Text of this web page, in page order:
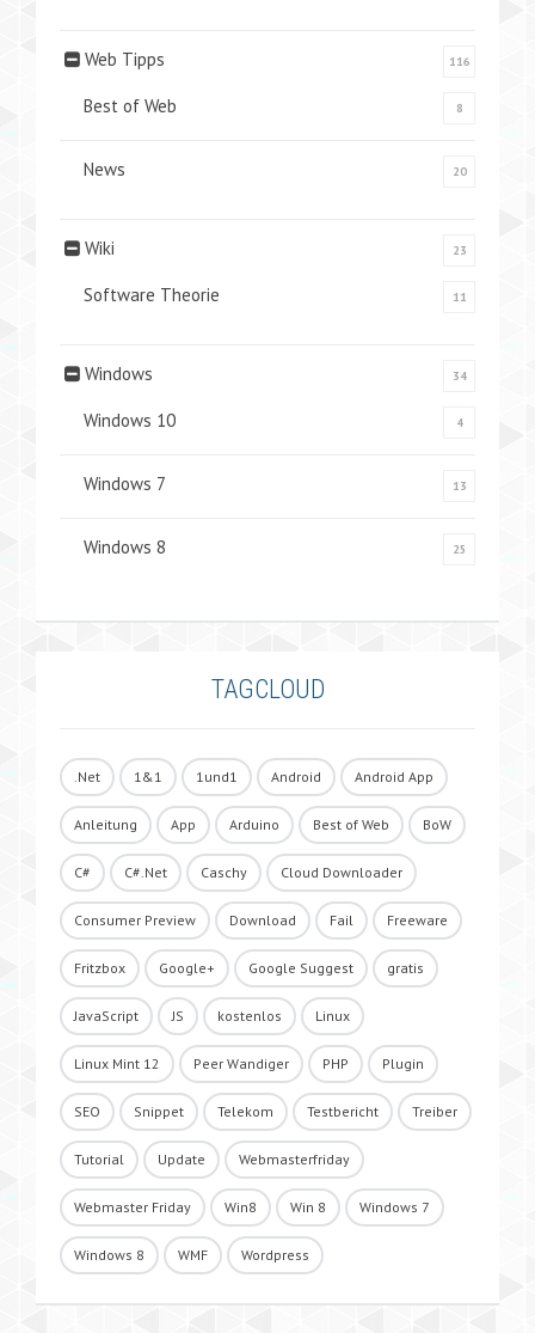
Web Tipps 116
Best of Web 8
News 20
Wiki 23
Software Theorie 11
Windows 34
Windows 10 4
Windows 7 13
Windows 8 25
TAGCLOUD
.Net 1&1 1und1 Android Android App
Anleitung App Arduino Best of Web BoW
C# C#.Net Caschy Cloud Downloader
Consumer Preview Download Fail Freeware
Fritzbox Google+ Google Suggest gratis
JavaScript JS kostenlos Linux
Linux Mint 12 Peer Wandiger PHP Plugin
SEO Snippet Telekom Testbericht Treiber
Tutorial Update Webmasterfriday
Webmaster Friday Win8 Win 8 Windows 7
Windows 8 WMF Wordpress